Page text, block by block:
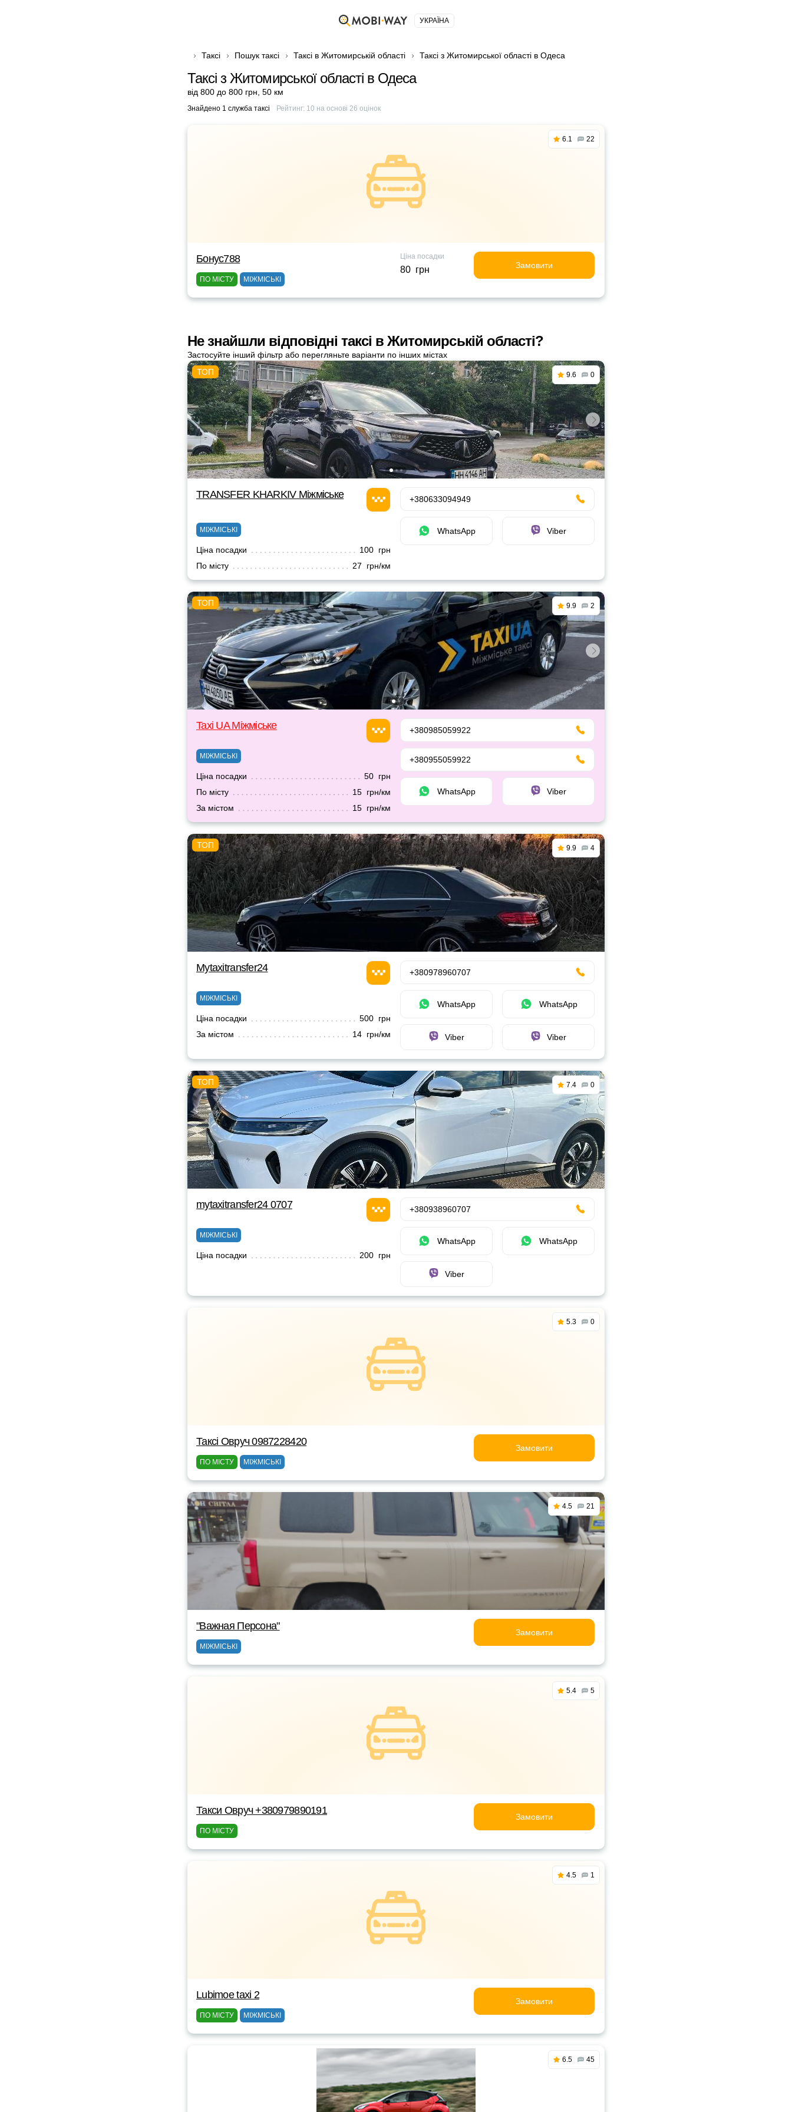
УКРАЇНА
Таксі Пошук таксі Таксі в Житомирській області Таксі з Житомирської області в Одеса
Таксі з Житомирської області в Одеса
від 800 до 800 грн 50 км
Знайдено 1 служба таксі Рейтинг: 10 на основі 26 оцінок
6.1 22
Бонус788
ПО МІСТУ МІЖМІСЬКІ
Ціна посадки
80 грн Замовити
Не знайшли відповідні таксі в Житомирській області?
Застосуйте інший фільтр або перегляньте варіанти по інших містах
9.6 0
TRANSFER KHARKIV Міжміське
МІЖМІСЬКІ
Ціна посадки
100 грн
По місту
27 грн/км
+380633094949
WhatsApp Viber
9.9 2
Taxi UA Міжміське
МІЖМІСЬКІ
Ціна посадки
50 грн
По місту
15 грн/км
За містом
15 грн/км
+380985059922
+380955059922
WhatsApp Viber
9.9 4
Mytaxitransfer24
МІЖМІСЬКІ
Ціна посадки
500 грн
За містом
14 грн/км
+380978960707
WhatsApp WhatsApp
Viber Viber
7.4 0
mytaxitransfer24 0707
МІЖМІСЬКІ
Ціна посадки 200 грн
+380938960707
WhatsApp WhatsApp
Viber
5.3 0
Таксі Овруч 0987228420
ПО МІСТУ МІЖМІСЬКІ
Замовити
4.5 21
"Важная Персона"
МІЖМІСЬКІ
Замовити
5.4 5
Такси Овруч +380979890191
ПО МІСТУ
Замовити
4.5 1
Lubimoe taxi 2
ПО МІСТУ МІЖМІСЬКІ
Замовити
6.5 45